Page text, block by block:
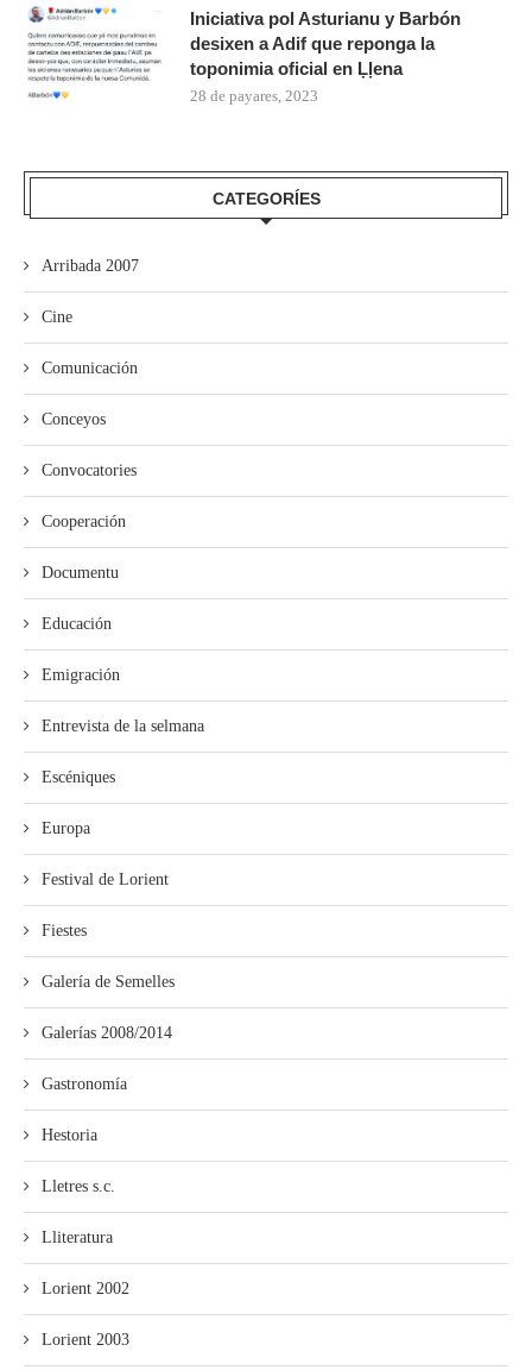
Iniciativa pol Asturianu y Barbón
desixen a Adif que reponga la
toponimia oficial en Ḷḷena
28 de payares, 2023
CATEGORÍES
Arribada 2007
Cine
Comunicación
Conceyos
Convocatories
Cooperación
Documentu
Educación
Emigración
Entrevista de la selmana
Escéniques
Europa
Festival de Lorient
Fiestes
Galería de Semelles
Galerías 2008/2014
Gastronomía
Hestoria
Lletres s.c.
Lliteratura
Lorient 2002
Lorient 2003